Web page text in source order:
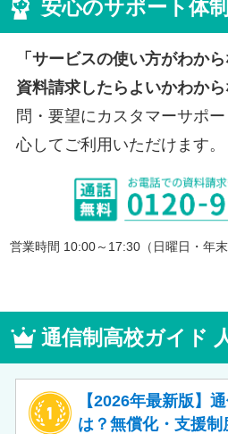
安心のサポート体制
「サービスの使い方がわか
資料請求したらよいかわから
問・要望にカスタマーサポ
心してご利用いただけます。
営業時間 10:00～17:30（日曜日・年
通信制高校ガイド
【2026年最新版】
は？無償化・支援